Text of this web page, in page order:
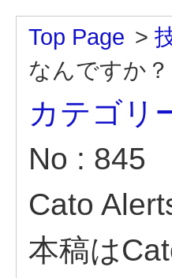
Top Page >
なんですか？
カテゴリ
No : 845
Cato
本稿は